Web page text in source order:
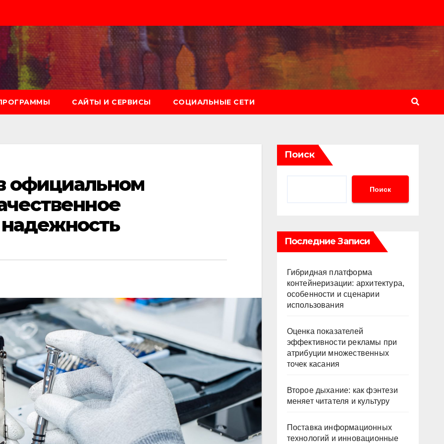
САЙТЫ И СЕРВИСЫ СОЦИАЛЬНЫЕ СЕТИ
официальном
Поиск
Поиск
Последние Записи
Гибридная платформа
контейнеризации: архитектура,
особенности и сценарии
использования
Оценка показателей
эффективности рекламы при
атрибуции множественных
точек касания
Второе дыхание: как фэнтези
меняет читателя и культуру
Поставка информационных
технологий и инновационные